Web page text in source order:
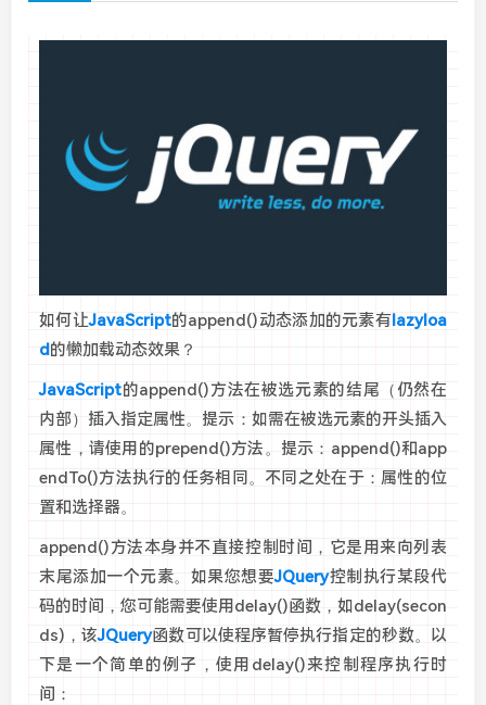
如何让JavaScript的append()动态添加的元素有lazyloa
d的懒加载动态效果？
JavaScript的append()方法在被选元素的结尾（仍然在
内部）插入指定属性。提示：如需在被选元素的开头插入
属性，请使用的prepend()方法。提示：append()和app
endTo()方法执行的任务相同。不同之处在于：属性的位
置和选择器。
append()方法本身并不直接控制时间，它是用来向列表
末尾添加一个元素。如果您想要JQuery控制执行某段代
码的时间，您可能需要使用delay()函数，如delay(secon
ds) ，该JQuery函数可以使程序暂停执行指定的秒数。以
下是一个简单的例子，使用delay()来控制程序执行时
间：